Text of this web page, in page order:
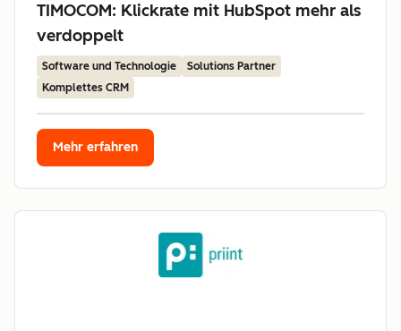
TIMOCOM: Klickrate mit HubSpot mehr als
verdoppelt
Software und Technologie
Solutions Partner
Komplettes CRM
Mehr erfahren